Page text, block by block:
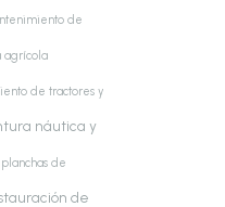
de
agrícola
de tractores y
náutica y
de
de